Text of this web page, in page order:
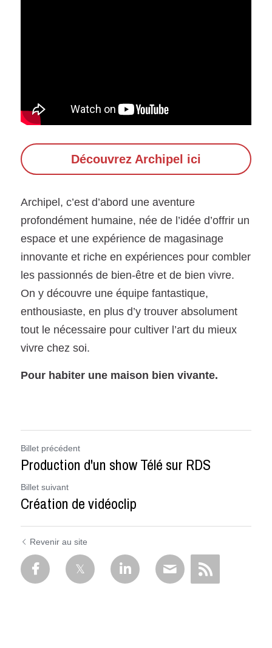
Découvrez Archipel ici
Archipel, c’est d’abord une aventure
profondément humaine, née de l’idée d’offrir un
espace et une expérience de magasinage
innovante et riche en expériences pour combler
les passionnés de bien-être et de bien vivre.
On y découvre une équipe fantastique,
enthousiaste, en plus d’y trouver absolument
tout le nécessaire pour cultiver l’art du mieux
vivre chez soi.
Pour habiter une maison bien vivante.
Billet précédent
Production d'un show Télé sur RDS
Billet suivant
Création de vidéoclip
Revenir au site